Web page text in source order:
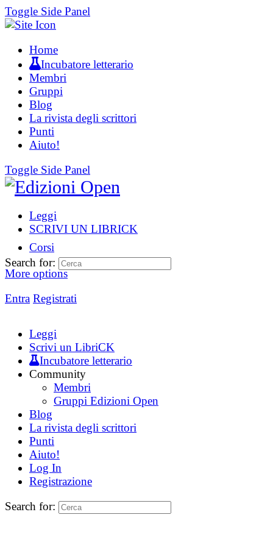
Toggle Side Panel
Home
Incubatore letterario
Membri
Gruppi
Blog
La rivista degli scrittori
Punti
Aiuto!
Toggle Side Panel
Leggi
SCRIVI UN LIBRICK
Corsi
More options
Entra Registrati
Search for:
Leggi
Scrivi un LibriCK
Incubatore letterario
Community
Membri
Gruppi Edizioni Open
Blog
La rivista degli scrittori
Punti
Aiuto!
Log In
Registrazione
Search for: